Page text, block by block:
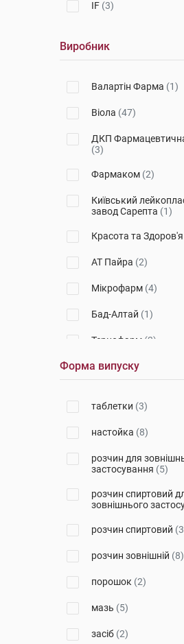
IF (3)
Виробник
Валартін Фарма (1)
Віола (47)
ДКП
(3)
Фармаком (2)
Київський
завод Сарепта (1)
Красота та Здоров'я
АТ Пайра (2)
Мікрофарм (4)
Бад-Алтай (1)
Тернофарм (2)
Вітаміни(1)
Форма випуску
таблетки (3)
настойка (8)
розчин для
застосування (5)
розчин спиртовий
зовнішнього
розчин спиртовий
розчин зовнішній (8)
порошок (2)
мазь (5)
засіб (2)